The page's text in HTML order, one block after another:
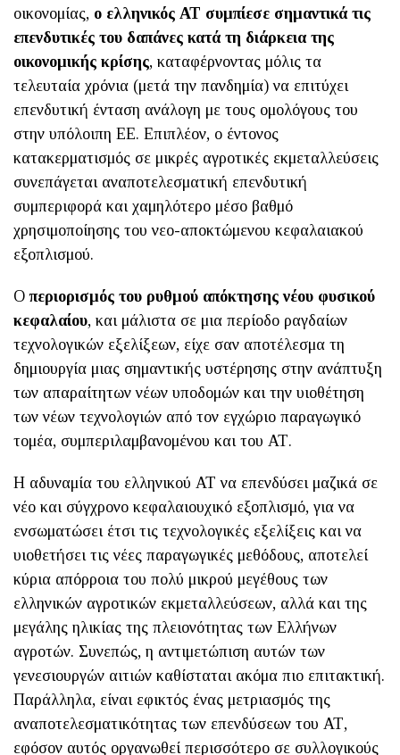
οικονομίας, ο ελληνικός ΑΤ συμπίεσε σημαντικά τις
επενδυτικές του δαπάνες κατά τη διάρκεια της
οικονομικής κρίσης, καταφέρνοντας μόλις τα
τελευταία χρόνια (μετά την πανδημία) να επιτύχει
επενδυτική ένταση ανάλογη με τους ομολόγους του
στην υπόλοιπη ΕΕ. Επιπλέον, ο έντονος
κατακερματισμός σε μικρές αγροτικές εκμεταλλεύσεις
συνεπάγεται αναποτελεσματική επενδυτική
συμπεριφορά και χαμηλότερο μέσο βαθμό
χρησιμοποίησης του νεο-αποκτώμενου κεφαλαιακού
εξοπλισμού.
Οπεριορισμός του ρυθμού απόκτησης νέου φυσικού
κεφαλαίου, και μάλιστα σε μια περίοδο ραγδαίων
τεχνολογικών εξελίξεων, είχε σαν αποτέλεσμα τη
δημιουργία μιας σημαντικής υστέρησης στην ανάπτυξη
των απαραίτητων νέων υποδομών και την υιοθέτηση
των νέων τεχνολογιών από τον εγχώριο παραγωγικό
τομέα, συμπεριλαμβανομένου και του ΑΤ.
Η αδυναμία του ελληνικού ΑΤ να επενδύσει μαζικά σε
νέο και σύγχρονο κεφαλαιουχικό εξοπλισμό, για να
ενσωματώσει έτσι τις τεχνολογικές εξελίξεις και να
υιοθετήσει τις νέες παραγωγικές μεθόδους, αποτελεί
κύρια απόρροια του πολύ μικρού μεγέθους των
ελληνικών αγροτικών εκμεταλλεύσεων, αλλά και της
μεγάλης ηλικίας της πλειονότητας των Ελλήνων
αγροτών. Συνεπώς, η αντιμετώπιση αυτών των
γενεσιουργών αιτιών καθίσταται ακόμα πιο επιτακτική.
Παράλληλα, είναι εφικτός ένας μετριασμός της
αναποτελεσματικότητας των επενδύσεων του ΑΤ,
εφόσον αυτός οργανωθεί περισσότερο σε συλλογικούς